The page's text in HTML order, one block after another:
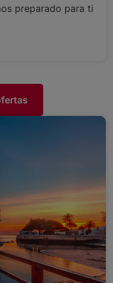
preparado para ti